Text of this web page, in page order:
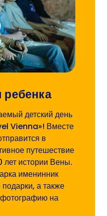
детский день
Vienna»! Вместе
в
путешествие
лет истории Вены.
именинник
а также
на